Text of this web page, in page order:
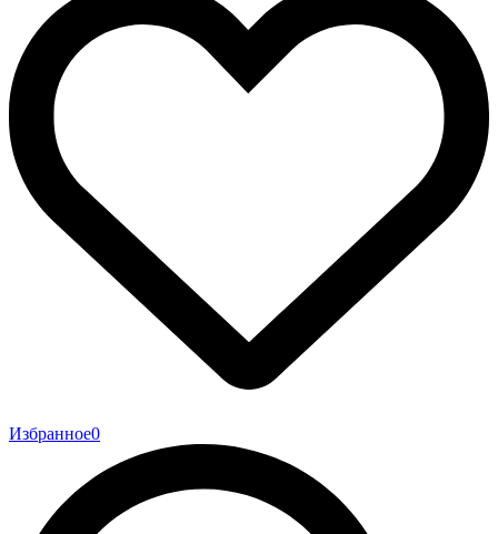
Избранное0